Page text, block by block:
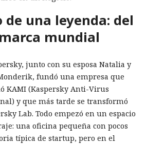
una leyenda: del
mundial
junto con su esposa Natalia y
fundó una empresa que
KAMI (Kaspersky Anti-Virus
y que más tarde se transformó
Lab. Todo empezó en un espacio
una oficina pequeña con pocos
típica de startup, pero en el